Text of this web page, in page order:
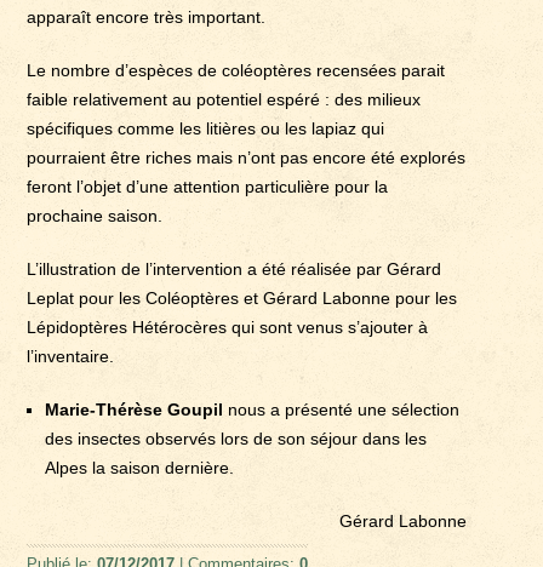
apparaît encore très important.
Le nombre d’espèces de coléoptères recensées parait
faible relativement au potentiel espéré : des milieux
spécifiques comme les litières ou les lapiaz qui
pourraient être riches mais n’ont pas encore été explorés
feront l’objet d’une attention particulière pour la
prochaine saison.
L’illustration de l’intervention a été réalisée par Gérard
Leplat pour les Coléoptères et Gérard Labonne pour les
Lépidoptères Hétérocères qui sont venus s’ajouter à
l’inventaire.
Marie-Thérèse Goupil nous a présenté une sélection
des insectes observés lors de son séjour dans les
Alpes la saison dernière.
Gérard Labonne